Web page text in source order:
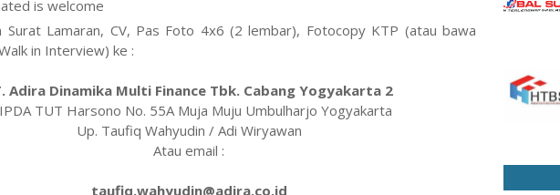
is welcome
Surat Lamaran, CV, Pas Foto 4x6 (2 lembar), Fotocopy KTP (atau bawa
in Interview) ke :
Adira Dinamika Multi Finance Tbk. Cabang Yogyakarta 2
IPDA TUT Harsono No. 55A Muja Muju Umbulharjo Yogyakarta
Up. Taufiq Wahyudin / Adi Wiryawan
Atau email :
taufiq.wahyudin@adira.co.id